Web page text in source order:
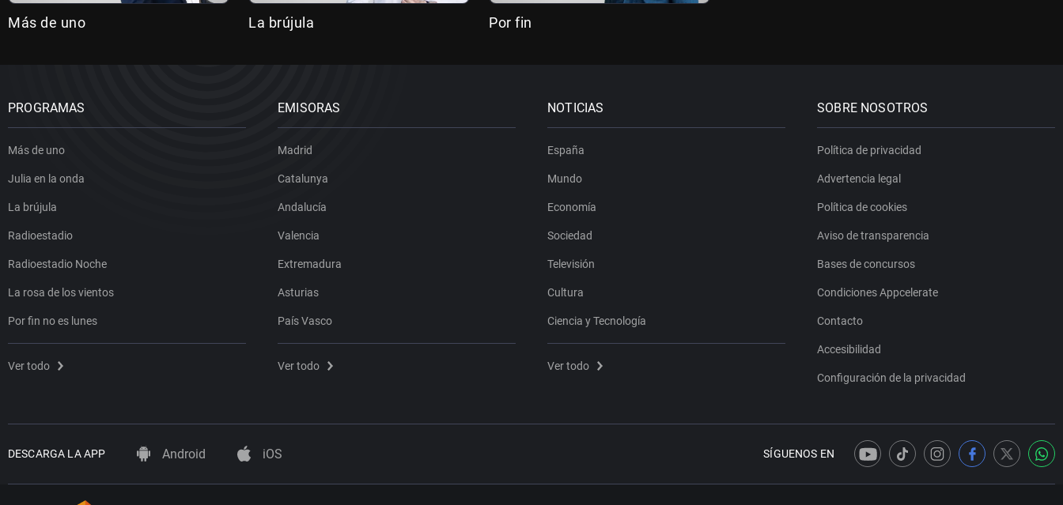
Más de uno La brújula Por fin
PROGRAMAS
Más de uno
Julia en la onda
La brújula
Radioestadio
Radioestadio Noche
La rosa de los vientos
Por fin no es lunes
Ver todo
EMISORAS
Madrid
Catalunya
Andalucía
Valencia
Extremadura
Asturias
País Vasco
Ver todo
NOTICIAS
España
Mundo
Economía
Sociedad
Televisión
Cultura
Ciencia y Tecnología
Ver todo
SOBRE NOSOTROS
Política de privacidad
Advertencia legal
Política de cookies
Aviso de transparencia
Bases de concursos
Condiciones Appcelerate
Contacto
Accesibilidad
Configuración de la privacidad
DESCARGA LA APP Android iOS SÍGUENOS EN